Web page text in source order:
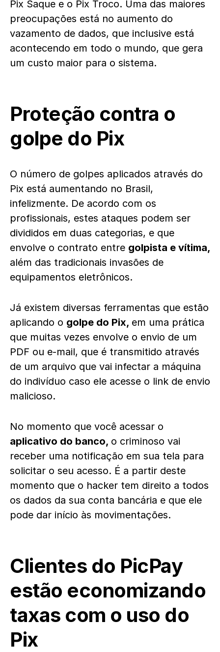
Pix Saque e o Pix Troco. Uma das maiores
preocupações está no aumento do
vazamento de dados, que inclusive está
acontecendo em todo o mundo, que gera
um custo maior para o sistema.
Proteção contra o
golpe do Pix
O número de golpes aplicados através do
Pix está aumentando no Brasil,
infelizmente. De acordo com os
profissionais, estes ataques podem ser
divididos em duas categorias, e que
envolve o contrato entre golpista e vítima,
além das tradicionais invasões de
equipamentos eletrônicos.
Já existem diversas ferramentas que estão
aplicando o golpe do Pix, em uma prática
que muitas vezes envolve o envio de um
PDF ou e-mail, que é transmitido através
de um arquivo que vai infectar a máquina
do indivíduo caso ele acesse o link de envio
malicioso.
No momento que você acessar o
aplicativo do banco, o criminoso vai
receber uma notificação em sua tela para
solicitar o seu acesso. É a partir deste
momento que o hacker tem direito a todos
os dados da sua conta bancária e que ele
pode dar início às movimentações.
Clientes do PicPay
estão economizando
taxas com o uso do
Pix